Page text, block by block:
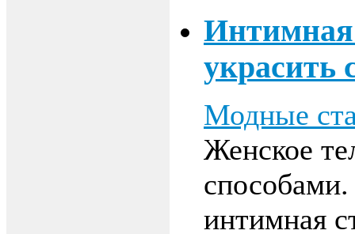
Интимная
украсить
Модные
Женское
интимная